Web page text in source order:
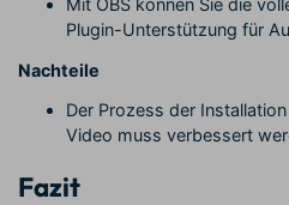
Plugin-Unterstützung für
Nachteile
Der Prozess der
Video muss verbessert
Fazit